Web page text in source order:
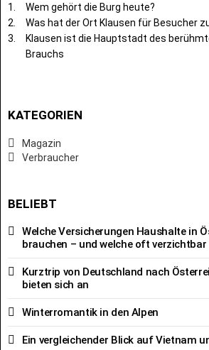
Wem gehört die Burg heute?
Was hat der Ort Klausen für Besucher
Klausen ist die Hauptstadt des
Brauchs
KATEGORIEN
Magazin
Verbraucher
BELIEBT
Welche Versicherungen Haushalte in
brauchen – und welche oft verzichtbar
Kurztrip von Deutschland nach
bieten sich an
Winterromantik in den Alpen
Ein vergleichender Blick auf Vietnam